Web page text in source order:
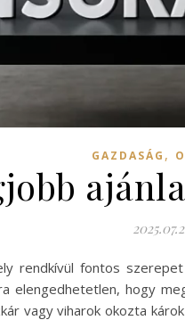
GAZDASÁG ,
rendkívül fontos
elengedhetetlen, hogy
vagy viharok okozta